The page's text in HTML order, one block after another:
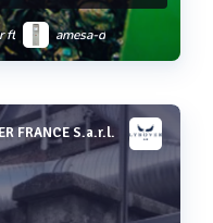
ft amesa-d
FRANCE S.a.r.l.